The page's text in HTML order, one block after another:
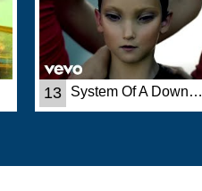
13 System Of A Down…